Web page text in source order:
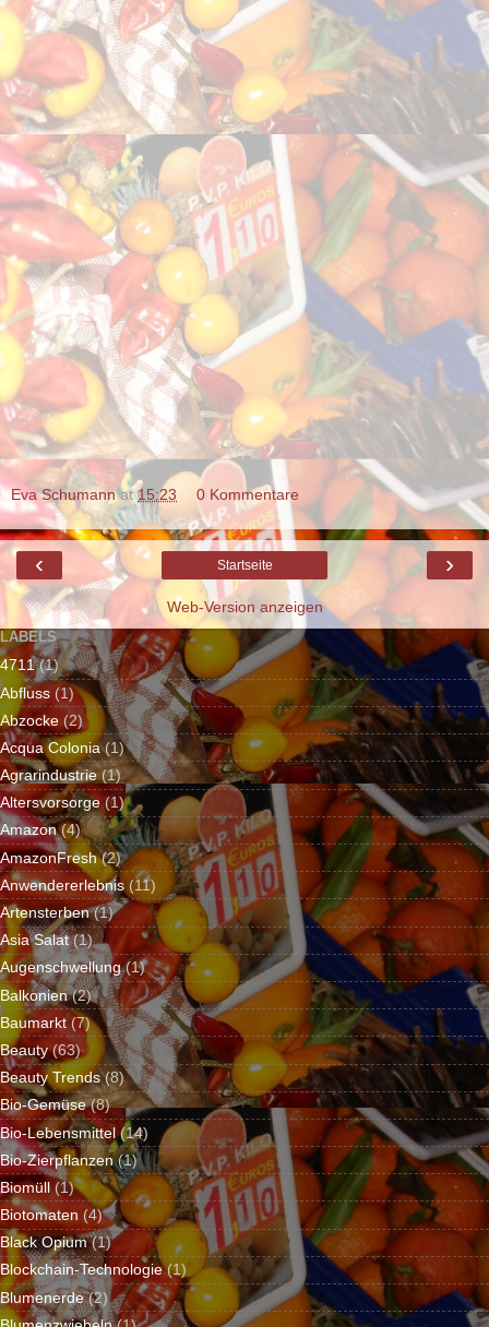
Eva Schumann at15:23 0 Kommentare
‹ ›
Startseite
Web-Version anzeigen
LABELS
4711 (1)
Abfluss (1)
Abzocke (2)
Acqua Colonia (1)
Agrarindustrie (1)
Altersvorsorge (1)
Amazon (4)
AmazonFresh (2)
Anwendererlebnis (11)
Artensterben (1)
Asia Salat (1)
Augenschwellung (1)
Balkonien (2)
Baumarkt (7)
Beauty (63)
Beauty Trends (8)
Bio-Gemüse (8)
Bio-Lebensmittel (14)
Bio-Zierpflanzen (1)
Biomüll (1)
Biotomaten (4)
Black Opium (1)
Blockchain-Technologie (1)
Blumenerde (2)